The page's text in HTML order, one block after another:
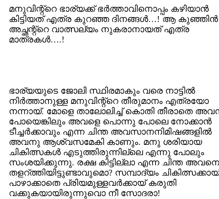
മനുവിന്റ്റെ ഭാര്യക്ക് ഭര്‍ത്താവിനൊപ്പം കഴിയാന്‍
കിട്ടിയത് എത്ര കുറഞ്ഞ ദിനങ്ങള്‍…! ആ കുഞ്ഞിന്‍
അച്ഛന്റ്റെ വാത്സല്യം നുകരാനായത് എത്ര
മാത്രകള്‍….!
ഭാര്യയുടെ ജോലി സ്ഥിരമാകും വരെ നാട്ടില്‍
നിര്‍ത്താനുള്ള മനുവിന്റ്റെ തീരുമാനം എത്രയോ
നന്നായ്. മോളെ താലോലിച്ച് കൊതി തീരാതെ
പോയെങ്കിലും അവളെ പൊന്നു പോലെ നോക്കാന്‍
ടീച്ചര്‍ക്കാവും എന്ന ചിന്ത അവസാനനിമിഷങ്ങളില്‍
അവനു ആശ്വസമേകി കാണും. മനു ശരിയായ
ചികിത്സകള്‍ എടുത്തിരുന്നില്ലെ എന്നു പോലും
സംശയിക്കുന്നു. രക്ഷ കിട്ടില്ലാ എന്ന ചിന്ത അവനെ
തളറ്ത്തിയിട്ടുണ്ടാവുമൊ? സമ്പാദ്യം ചികിത്സക്കായ്
പാഴാക്കാതെ പ്രിയമുള്ളവര്‍ക്കായ് കരുതി
വക്കുകയായിരുന്നുവൊ നീ സോദരാ!